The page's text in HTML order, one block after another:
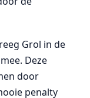
Grol in de
Deze
door
penalty